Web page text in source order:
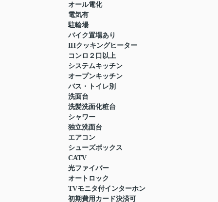
オール電化
電気有
駐輪場
バイク置場あり
IHクッキングヒーター
コンロ２口以上
システムキッチン
オープンキッチン
バス・トイレ別
洗面台
洗髪洗面化粧台
シャワー
独立洗面台
エアコン
シューズボックス
CATV
光ファイバー
オートロック
TVモニタ付インターホン
初期費用カード決済可